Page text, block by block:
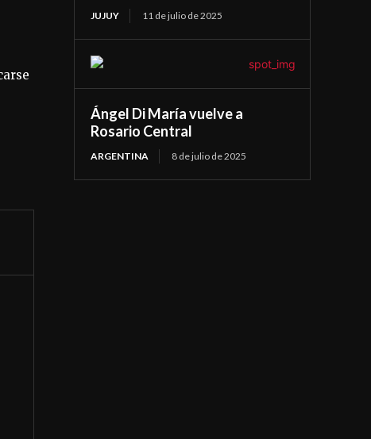
JUJUY 11 de julio de 2025
Ángel Di María vuelve a
Rosario Central
ARGENTINA 8 de julio de 2025